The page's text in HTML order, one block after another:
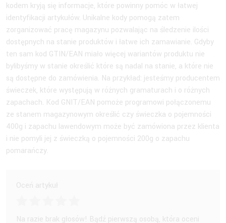
kodem kryją się informacje, które powinny pomóc w łatwej
identyfikacji artykułów. Unikalne kody pomogą zatem
zorganizować pracę magazynu pozwalając na śledzenie ilości
dostępnych na stanie produktów i łatwe ich zamawianie. Gdyby
ten sam kod GTIN/EAN miało więcej wariantów produktu nie
bylibyśmy w stanie określić które są nadal na stanie, a które nie
są dostępne do zamówienia. Na przykład: jesteśmy producentem
świeczek, które występują w różnych gramaturach i o różnych
zapachach. Kod GNIT/EAN pomoże programowi połączonemu
ze stanem magazynowym określić czy świeczka o pojemności
400g i zapachu lawendowym może być zamówiona przez klienta
i nie pomyli jej z świeczką o pojemności 200g o zapachu
pomarańczy.
Oceń artykuł
Na razie brak głosów! Bądź pierwszą osobą, która oceni